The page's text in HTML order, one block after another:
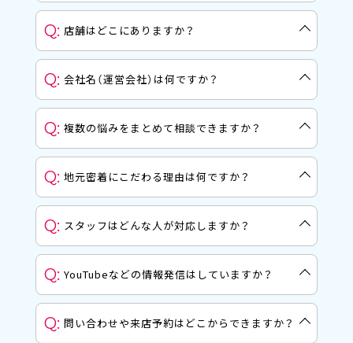
るニーズにワンストップで対応しています。
A:
はい。売却を迷っている段階のご相談や、ちょ
軽にご来店・お問い合わせください。
Q: 店舗はどこにありますか？
A:
本部・ひよこ建設および尾張旭店（尾張旭市渋
川町）、大森店・小幡店（名古屋市守山区）の各店
舗を構えています。
Q: 会社名（運営会社）は何ですか？
A: アーバン・スペース株式会社が「ひよこ不動産」
覧ください。
Q: 複数の悩みをまとめて相談できますか？
A: はい。売買・賃貸・相続・建設など、他部署と連
けます。
Q: 地元密着にこだわる理由は何ですか？
A:
エリアを絞ることで地域の特性や繋がりを活
できる環境を整えられるためです。
Q: スタッフはどんな人が対応しますか？
A:
30〜50代を中心に、地元出身・在住のスタッフ
丁寧に対応します。
Q: YouTubeなどの情報発信はしていますか？
A: はい。地域情報を発信するYouTubeチャンネ
Q: 問い合わせや来店予約はどこからできますか？